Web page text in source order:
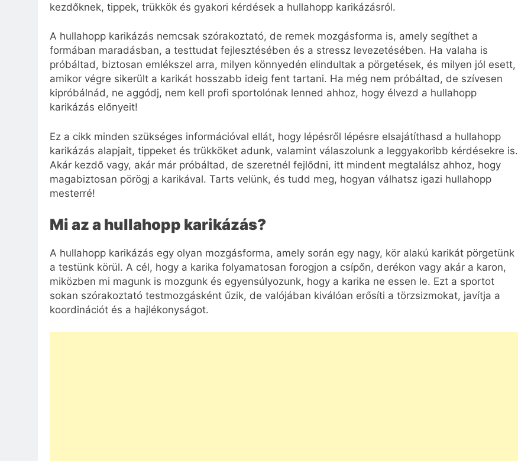
kezdőknek, tippek, trükkök és gyakori kérdések a hullahopp karikázásról.
A hullahopp karikázás nemcsak szórakoztató, de remek mozgásforma is, amely segíthet a
formában maradásban, a testtudat fejlesztésében és a stressz levezetésében. Ha valaha is
próbáltad, biztosan emlékszel arra, milyen könnyedén elindultak a pörgetések, és milyen jól esett,
amikor végre sikerült a karikát hosszabb ideig fent tartani. Ha még nem próbáltad, de szívesen
kipróbálnád, ne aggódj, nem kell profi sportolónak lenned ahhoz, hogy élvezd a hullahopp
karikázás előnyeit!
Ez a cikk minden szükséges információval ellát, hogy lépésről lépésre elsajátíthasd a hullahopp
karikázás alapjait, tippeket és trükköket adunk, valamint válaszolunk a leggyakoribb kérdésekre is.
Akár kezdő vagy, akár már próbáltad, de szeretnél fejlődni, itt mindent megtalálsz ahhoz, hogy
magabiztosan pörögj a karikával. Tarts velünk, és tudd meg, hogyan válhatsz igazi hullahopp
mesterré!
Mi az a hullahopp karikázás?
A hullahopp karikázás egy olyan mozgásforma, amely során egy nagy, kör alakú karikát pörgetünk
a testünk körül. A cél, hogy a karika folyamatosan forogjon a csípőn, derékon vagy akár a karon,
miközben mi magunk is mozgunk és egyensúlyozunk, hogy a karika ne essen le. Ezt a sportot
sokan szórakoztató testmozgásként űzik, de valójában kiválóan erősíti a törzsizmokat, javítja a
koordinációt és a hajlékonyságot.